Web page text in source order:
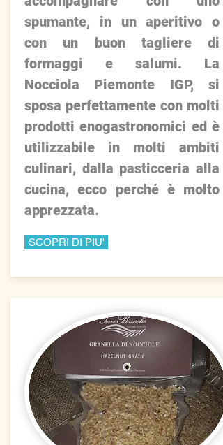
spumante, in un aperitivo o
con un buon tagliere di
formaggi e salumi. La
Nocciola Piemonte IGP, si
sposa perfettamente con molti
prodotti enogastronomici ed è
utilizzabile in molti ambiti
culinari, dalla pasticceria alla
cucina, ecco perché è molto
apprezzata.
SCOPRI DI PIU'